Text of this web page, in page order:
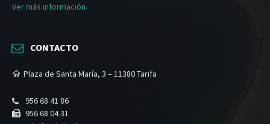
Ver más información.
CONTACTO
Plaza de Santa María, 3 – 11380 Tarifa
956 68 41 86
956 68 04 31